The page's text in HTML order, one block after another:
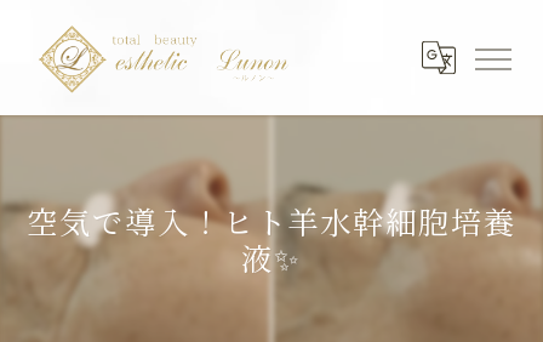
空気で導入！ヒト羊水幹細胞培養
液✨